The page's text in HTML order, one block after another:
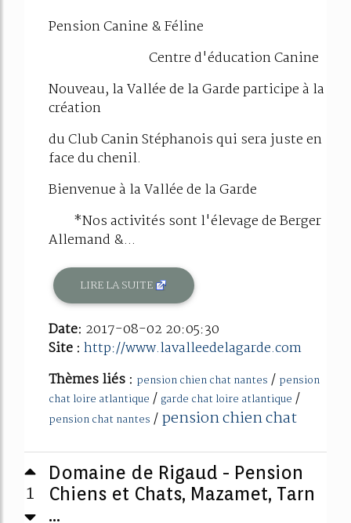
Pension Canine & Féline
Centre d'éducation Canine
Nouveau, la Vallée de la Garde participe à la
création
du Club Canin Stéphanois qui sera juste en
face du chenil.
Bienvenue à la Vallée de la Garde
*Nos activités sont l'élevage de Berger
Allemand &...
LIRE LA SUITE
Date: 2017-08-02 20:05:30
Site : http://www.lavalleedelagarde.com
Thèmes liés : pension chien chat nantes / pension
chat loire atlantique / garde chat loire atlantique /
pension chat nantes /pension chien chat
1
Domaine de Rigaud - Pension
Chiens et Chats, Mazamet, Tarn
...